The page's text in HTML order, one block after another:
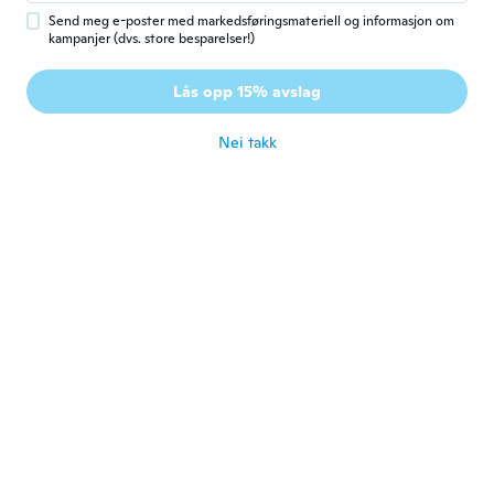
wenig doof aussieht. Der Stoff ist
atmungsaktiv, selbst nach der Wäsche ist
bleibt auch das hochrollen von Ärmel und
unterste Kante.
Send meg e-poster med markedsføringsmateriell og informasjon om
kampanjer (dvs. store besparelser!)
Lås opp 15% avslag
Nei takk